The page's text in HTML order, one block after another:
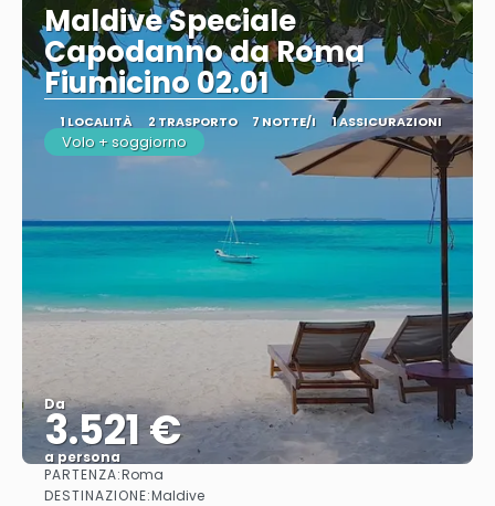
Maldive Speciale
Capodanno da Roma
Fiumicino 02.01
1 LOCALITÀ 2 TRASPORTO 7 NOTTE/I 1 ASSICURAZIONI
Volo + soggiorno
Da
3.521 €
a persona
PARTENZA:Roma
DESTINAZIONE:Maldive